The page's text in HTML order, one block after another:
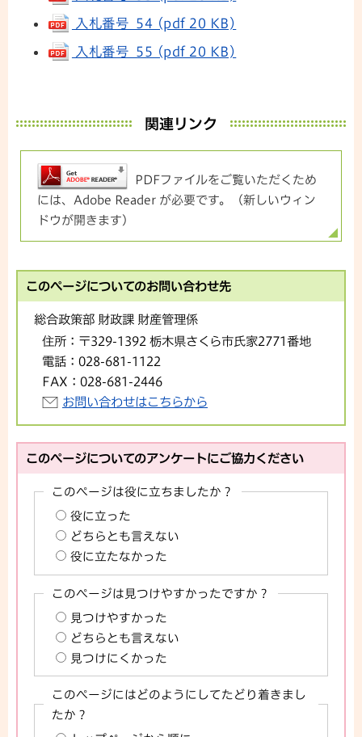
入札番号 54 (pdf 20 KB)
入札番号 55 (pdf 20 KB)
関連リンク
PDFファイルをご覧いただくため
には、Adobe Reader が必要です。（新しいウィン
ドウが開きます）
このページについてのお問い合わせ先
総合政策部 財政課 財産管理係
住所： 〒329-1392 栃木県さくら市氏家2771番地
電話： 028-681-1122
FAX： 028-681-2446
お問い合わせはこちらから
このページについてのアンケートにご協力ください
このページは役に立ちましたか？
役に立った
どちらとも言えない
役に立たなかった
このページは見つけやすかったですか？
見つけやすかった
どちらとも言えない
見つけにくかった
このページにはどのようにしてたどり着きまし
たか？